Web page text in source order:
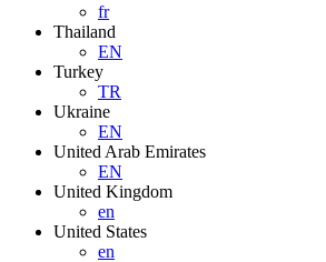
fr
Thailand
EN
Turkey
TR
Ukraine
EN
United Arab Emirates
EN
United Kingdom
en
United States
en